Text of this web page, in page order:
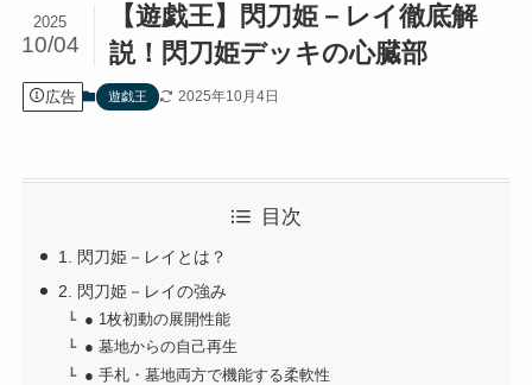
【遊戯王】閃刀姫－レイ徹底解
説！閃刀姫デッキの心臓部
2025
10/04
広告 遊戯王 2025年10月4日
目次
1. 閃刀姫－レイとは？
2. 閃刀姫－レイの強み
● 1枚初動の展開性能
● 墓地からの自己再生
● 手札・墓地両方で機能する柔軟性